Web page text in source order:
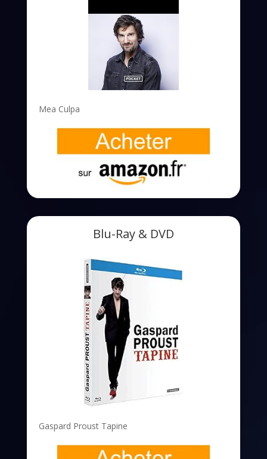
Mea Culpa
Blu-Ray & DVD
Gaspard Proust Tapine